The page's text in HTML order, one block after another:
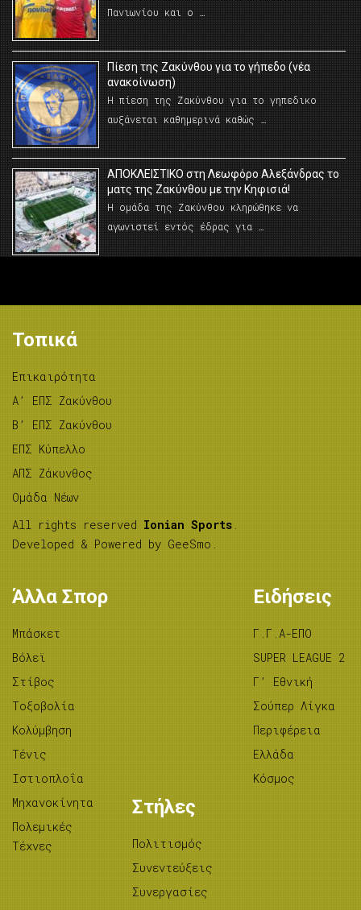
Πανιωνίου και ο …
Πίεση της Ζακύνθου για το γήπεδο (νέα
ανακοίνωση)
Η πίεση της Ζακύνθου για το γηπεδικο
αυξάνεται καθημερινά καθώς …
AΠΟΚΛΕΙΣΤΙΚΟ στη Λεωφόρο Αλεξάνδρας το
ματς της Ζακύνθου με την Κηφισιά!
Η ομάδα της Ζακύνθου κληρώθηκε να
αγωνιστεί εντός έδρας για …
Τοπικά
Επικαιρότητα
A’ ΕΠΣ Ζακύνθου
B’ ΕΠΣ Ζακύνθου
ΕΠΣ Κύπελλο
ΑΠΣ Ζάκυνθος
Ομάδα Νέων
All rights reserved Ionian Sports .
Developed & Powered by GeeSmo .
Άλλα Σπορ
Μπάσκετ
Βόλεϊ
Στίβος
Tοξοβολία
Κολύμβηση
Τένις
Ιστιοπλοΐα
Μηχανοκίνητα
Πολεμικές
Τέχνες
Ειδήσεις
Γ.Γ.Α-ΕΠΟ
SUPER LEAGUE 2
Γ’ Εθνική
Σούπερ Λίγκα
Περιφέρεια
Ελλάδα
Κόσμος
Στήλες
Πολιτισμός
Συνεντεύξεις
Συνεργασίες